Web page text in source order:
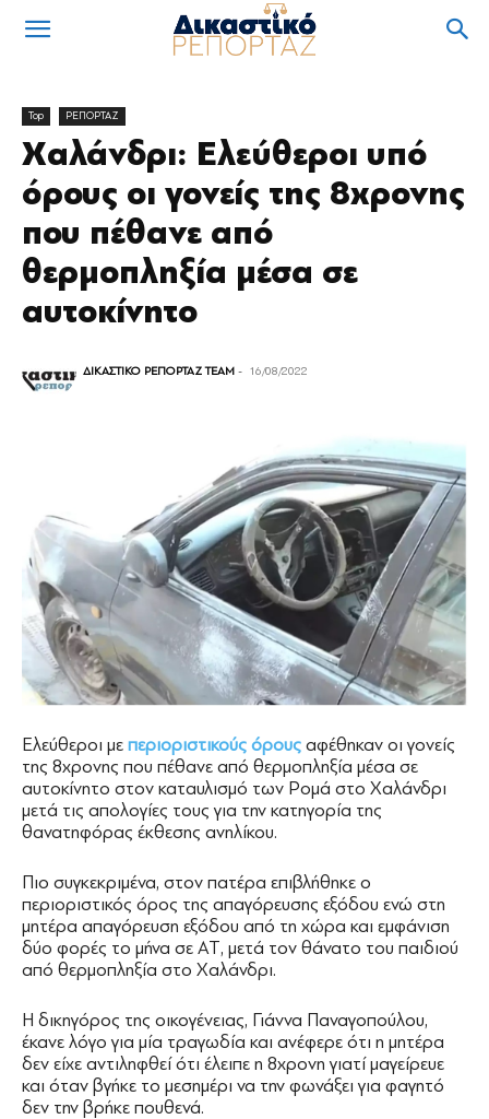
Top ΡΕΠΟΡΤΑΖ
Χαλάνδρι: Ελεύθεροι υπό
όρους οι γονείς της 8χρονης
που πέθανε από
θερμοπληξία μέσα σε
αυτοκίνητο
ΔΙΚΑΣΤΙΚΟ ΡΕΠΟΡΤΑΖ TEAM - 16/08/2022
Ελεύθεροι με περιοριστικούς όρους αφέθηκαν οι γονείς
της 8χρονης που πέθανε από θερμοπληξία μέσα σε
αυτοκίνητο στον καταυλισμό των Ρομά στο Χαλάνδρι
μετά τις απολογίες τους για την κατηγορία της
θανατηφόρας έκθεσης ανηλίκου.
Πιο συγκεκριμένα, στον πατέρα επιβλήθηκε ο
περιοριστικός όρος της απαγόρευσης εξόδου ενώ στη
μητέρα απαγόρευση εξόδου από τη χώρα και εμφάνιση
δύο φορές το μήνα σε ΑΤ, μετά τον θάνατο του παιδιού
από θερμοπληξία στο Χαλάνδρι.
Η δικηγόρος της οικογένειας, Γιάννα Παναγοπούλου,
έκανε λόγο για μία τραγωδία και ανέφερε ότι η μητέρα
δεν είχε αντιληφθεί ότι έλειπε η 8χρονη γιατί μαγείρευε
και όταν βγήκε το μεσημέρι να την φωνάξει για φαγητό
δεν την βρήκε πουθενά.